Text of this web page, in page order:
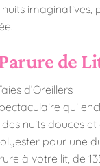
imaginatives,
de
d’Oreillers
qui
nuits douces
pour une
à votre lit, de